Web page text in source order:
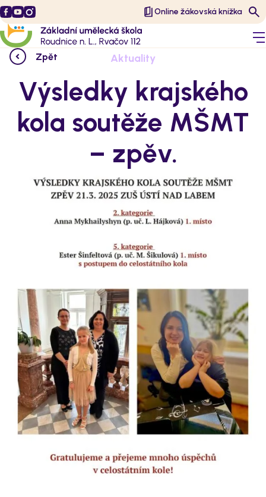
Online žákovská knížka
Zpět Aktuality
Výsledky krajského
kola soutěže MŠMT
– zpěv.